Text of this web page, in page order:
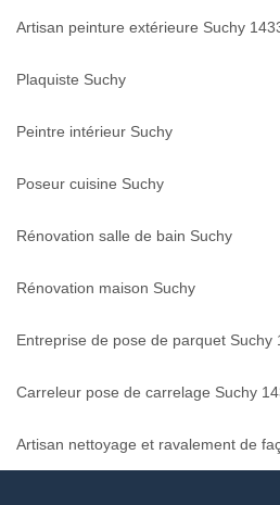
Artisan peinture extérieure Suchy
Plaquiste Suchy
Peintre intérieur Suchy
Poseur cuisine Suchy
Rénovation salle de bain Suchy
Rénovation maison Suchy
Entreprise de pose de parquet Suchy
Carreleur pose de carrelage Suchy
Artisan nettoyage et ravalement de